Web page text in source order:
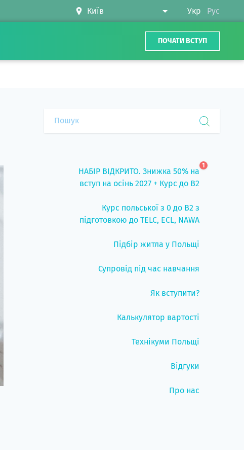
Укр Рус
ПОЧАТИ ВСТУП
НАБІР ВІДКРИТО. Знижка 50% на
вступ на осінь 2027 + Курс до B2
1
Курс польської з 0 до B2 з
підготовкою до TELC, ECL, NAWA
Підбір житла у Польщі
Супровід під час навчання
Як вступити?
Калькулятор вартості
Технікуми Польщі
Відгуки
Про нас